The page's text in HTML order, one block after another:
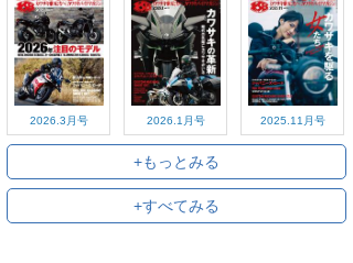
2026.3月号 2026.1月号 2025.11月号
+もっとみる
+すべてみる